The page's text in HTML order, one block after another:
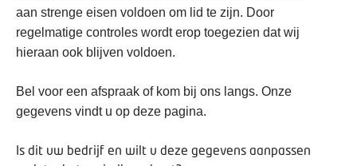
aan strenge eisen voldoen om lid te zijn. Door
regelmatige controles wordt erop toegezien dat wij
hieraan ook blijven voldoen.
Bel voor een afspraak of kom bij ons langs. Onze
gegevens vindt u op deze pagina.
Is dit uw bedrijf en wilt u deze gegevens aanpassen